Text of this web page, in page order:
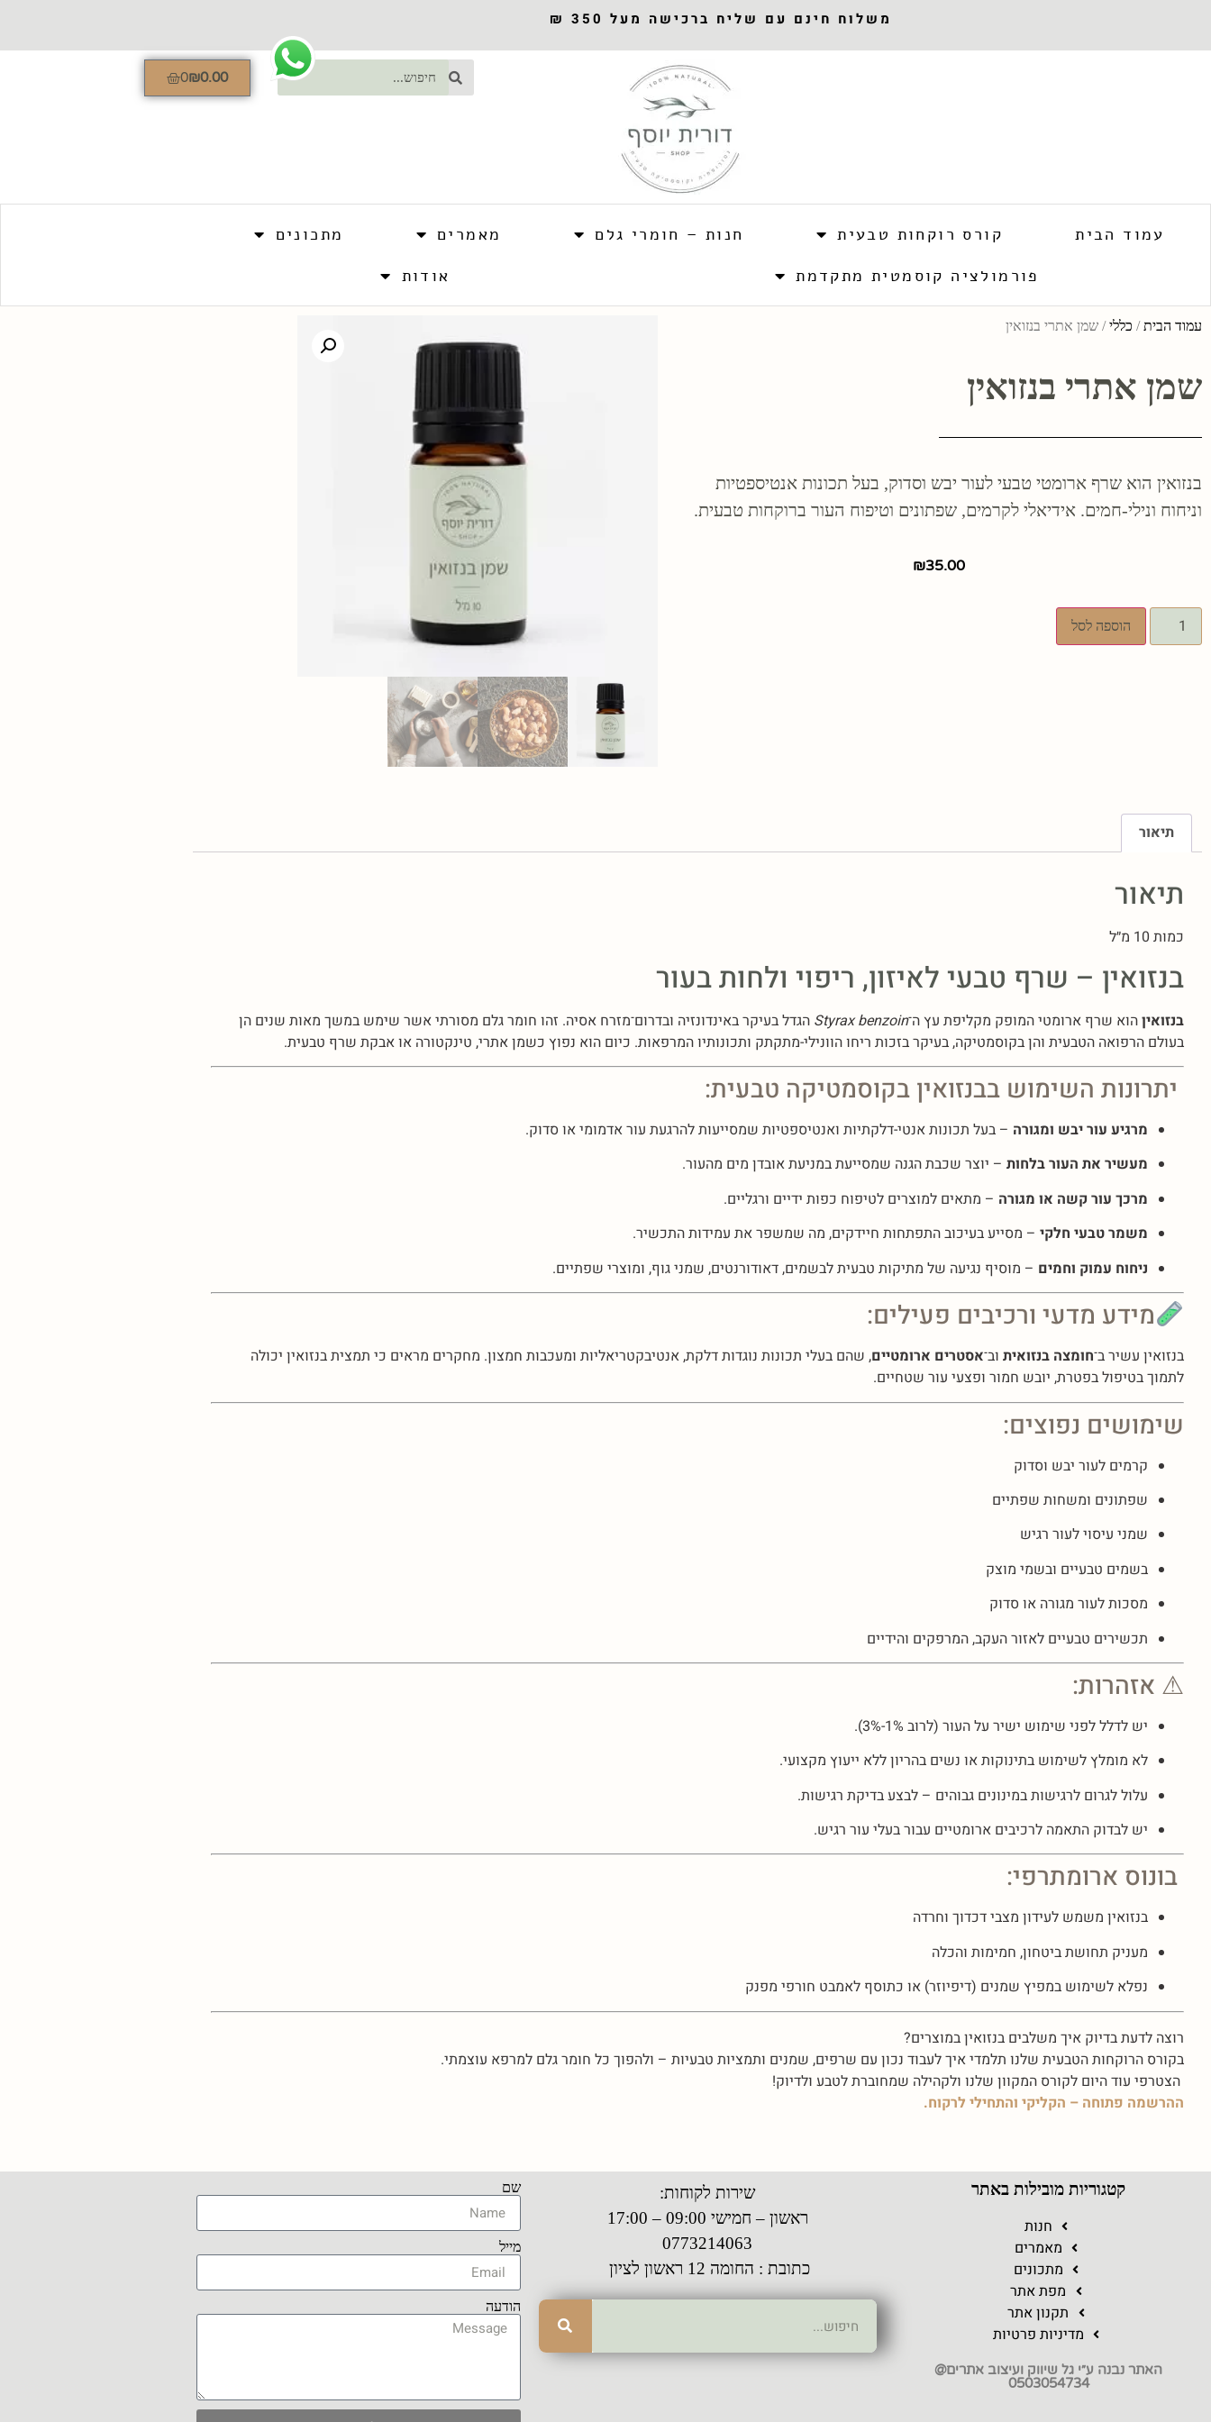
משלוח חינם עם שליח ברכישה מעל 350 ₪
₪0.00
0
עמוד הבית קורס רוקחות טבעית חנות – חומרי גלם מאמרים
מתכונים
פורמולציה קוסמטית מתקדמת
אודות
עמוד הבית/ כללי/ שמן אתרי בנזואין
שמן אתרי בנזואין
בנזואין הוא שרף ארומטי טבעי לעור יבש וסדוק, בעל תכונות אנטיספטיות
וניחוח ונילי-חמים. אידיאלי לקרמים, שפתונים וטיפוח העור ברוקחות טבעית.
₪35.00
הוספה לסל
תיאור
תיאור
כמות 10 מ״ל
בנזואין – שרף טבעי לאיזון, ריפוי ולחות בעור
בנזואיןהוא שרף ארומטי המופק מקליפת עץ ה־Styrax benzoin הגדל בעיקר באינדונזיה ובדרום־מזרח אסיה. זהו חומר גלם מסורתי אשר שימש במשך מאות שנים הן
בעולם הרפואה הטבעית והן בקוסמטיקה, בעיקר בזכות ריחו הוונילי-מתקתק ותכונותיו המרפאות. כיום הוא נפוץ כשמן אתרי, טינקטורה או אבקת שרף טבעית.
יתרונות השימוש בבנזואין בקוסמטיקה טבעית:
מרגיע עור יבש ומגורה – בעל תכונות אנטי-דלקתיות ואנטיספטיות שמסייעות להרגעת עור אדמומי או סדוק.
מעשיר את העור בלחות – יוצר שכבת הגנה שמסייעת במניעת אובדן מים מהעור.
מרכך עור קשה או מגורה – מתאים למוצרים לטיפוח כפות ידיים ורגליים.
משמר טבעי חלקי – מסייע בעיכוב התפתחות חיידקים, מה שמשפר את עמידות התכשיר.
ניחוח עמוק וחמים – מוסיף נגיעה של מתיקות טבעית לבשמים, דאודורנטים, שמני גוף, ומוצרי שפתיים.
מידע מדעי ורכיבים פעילים:
בנזואין עשיר ב־חומצה בנזואית וב־אסטרים ארומטיים, שהם בעלי תכונות נוגדות דלקת, אנטיבקטריאליות ומעכבות חמצון. מחקרים מראים כי תמצית בנזואין יכולה
לתמוך בטיפול בפטרת, יובש חמור ופצעי עור שטחיים.
שימושים נפוצים:
קרמים לעור יבש וסדוק
שפתונים ומשחות שפתיים
שמני עיסוי לעור רגיש
בשמים טבעיים ובשמי מוצק
מסכות לעור מגורה או סדוק
תכשירים טבעיים לאזור העקב, המרפקים והידיים
⚠ אזהרות:
יש לדלל לפני שימוש ישיר על העור (לרוב 1%-3%).
לא מומלץ לשימוש בתינוקות או נשים בהריון ללא ייעוץ מקצועי.
עלול לגרום לרגישות במינונים גבוהים – לבצע בדיקת רגישות.
יש לבדוק התאמה לרכיבים ארומטיים עבור בעלי עור רגיש.
בונוס ארומתרפי:
בנזואין משמש לעידון מצבי דכדוך וחרדה
מעניק תחושת ביטחון, חמימות והכלה
נפלא לשימוש במפיץ שמנים (דיפיוזר) או כתוסף לאמבט חורפי מפנק
רוצה לדעת בדיוק איך משלבים בנזואין במוצרים?
בקורס הרוקחות הטבעית שלנו תלמדי איך לעבוד נכון עם שרפים, שמנים ותמציות טבעיות – ולהפוך כל חומר גלם למרפא עוצמתי.
הצטרפי עוד היום לקורס המקוון שלנו ולקהילה שמחוברת לטבע ולדיוק!
ההרשמה פתוחה – הקליקי והתחילי לרקוח.
קטגוריות מובילות באתר
חנות
מאמרים
מתכונים
מפת אתר
תקנון אתר
מדיניות פרטיות
האתר נבנה ע״י גל שיווק ועיצוב אתרים@
0503054734
שירות לקוחות:
ראשון – חמישי 09:00 – 17:00
0773214063
כתובת : החומה 12 ראשון לציון
שם
מייל
הודעה